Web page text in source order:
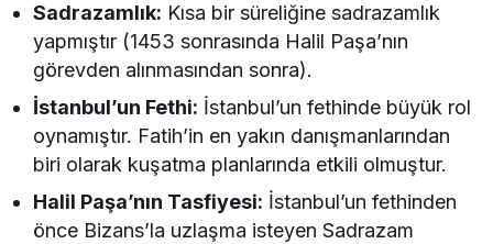
Sadrazamlık: Kısa bir süreliğine sadrazamlık
yapmıştır (1453 sonrasında Halil Paşa’nın
görevden alınmasından sonra).
İstanbul’un Fethi: İstanbul’un fethinde büyük rol
oynamıştır. Fatih’in en yakın danışmanlarından
biri olarak kuşatma planlarında etkili olmuştur.
Halil Paşa’nın Tasfiyesi: İstanbul’un fethinden
önce Bizans’la uzlaşma isteyen Sadrazam